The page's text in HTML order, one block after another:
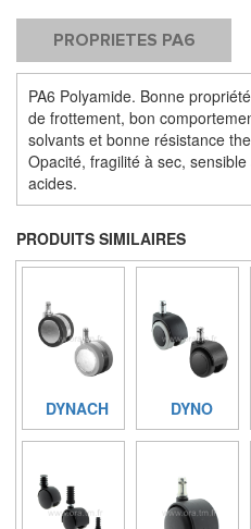
PROPRIETES PA6
PA6 Polyamide. Bonne
de frottement, bon
solvants et bonne résistance
Opacité, fragilité à sec,
acides.
PRODUITS SIMILAIRES
DYNACH DYNO